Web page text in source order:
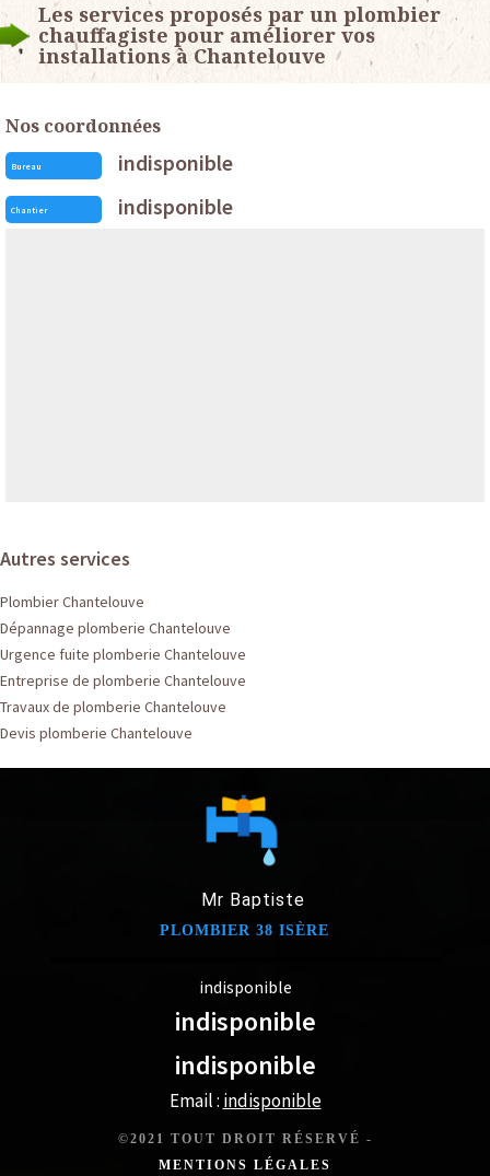
Les services proposés par un plombier
chauffagiste pour améliorer vos
installations à Chantelouve
Nos coordonnées
Bureau indisponible
Chantier indisponible
Autres services
Plombier Chantelouve
Dépannage plomberie Chantelouve
Urgence fuite plomberie Chantelouve
Entreprise de plomberie Chantelouve
Travaux de plomberie Chantelouve
Devis plomberie Chantelouve
Mr Baptiste
PLOMBIER 38 ISÈRE
indisponible
indisponible
indisponible
Email : indisponible
©2021 TOUT DROIT RÉSERVÉ -
MENTIONS LÉGALES